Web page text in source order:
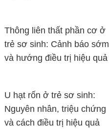
Thông liên thất phần cơ ở
trẻ sơ sinh: Cảnh báo sớm
và hướng điều trị hiệu quả
U hạt rốn ở trẻ sơ sinh:
Nguyên nhân, triệu chứng
và cách điều trị hiệu quả